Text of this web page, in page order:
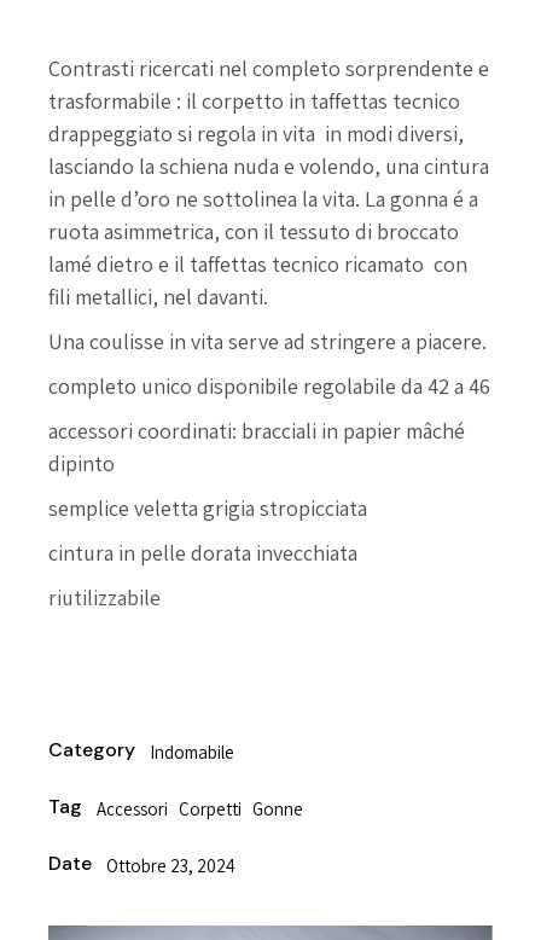
Contrasti ricercati nel completo sorprendente e
trasformabile : il corpetto in taffettas tecnico
drappeggiato si regola in vita in modi diversi,
lasciando la schiena nuda e volendo, una cintura
in pelle d’oro ne sottolinea la vita. La gonna é a
ruota asimmetrica, con il tessuto di broccato
lamé dietro e il taffettas tecnico ricamato con
fili metallici, nel davanti.
Una coulisse in vita serve ad stringere a piacere.
completo unico disponibile regolabile da 42 a 46
accessori coordinati: bracciali in papier mâché
dipinto
semplice veletta grigia stropicciata
cintura in pelle dorata invecchiata
riutilizzabile
Category Indomabile
Tag Accessori Corpetti Gonne
Date Ottobre 23, 2024